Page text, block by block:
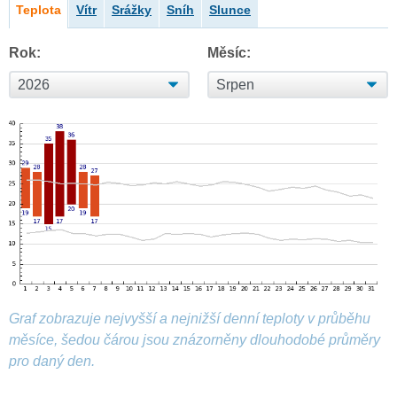
Teplota Vítr Srážky Sníh Slunce
Rok: Měsíc:
Graf zobrazuje nejvyšší a nejnižší denní teploty v průběhu
měsíce, šedou čárou jsou znázorněny dlouhodobé průměry
pro daný den.